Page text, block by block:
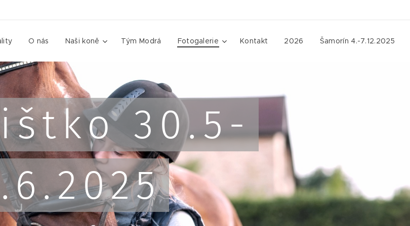
O nás Naši koně Tým Modrá Fotogalerie Kontakt 2026 Šamorín 4.-7.12.2025
30.5-